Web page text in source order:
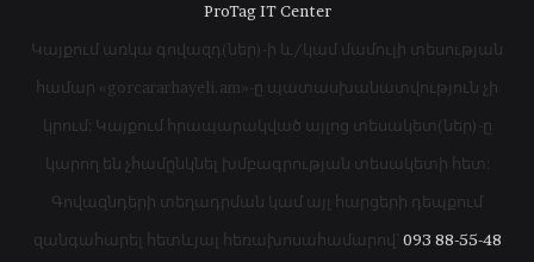
ProTag IT Center
Կայքում առկա գովազդ(ներ)-ի և/կամ մամուլի տեսության
համար «gorcararhayeli.am»-ը պատասխանատվություն չի
կրում: Կայքում հրապարակված այլոց տեսակետ(ներ)-ը
կարող են չհամընկնել խմբագրության տեսակետի հետ:
Գովազնդերի տեղադրման կամ այլ հարցերի դեպքում
զանգահարել հետևյալ հեռախոսահամարով՝ 093 88-55-48